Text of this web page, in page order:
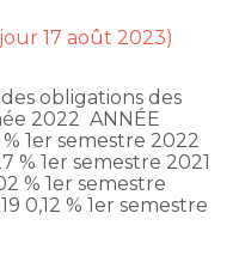
jour 17 août 2023)
obligations des
2022 ANNÉE
1er semestre 2022
% 1er semestre 2021
% 1er semestre
0,12 % 1er semestre